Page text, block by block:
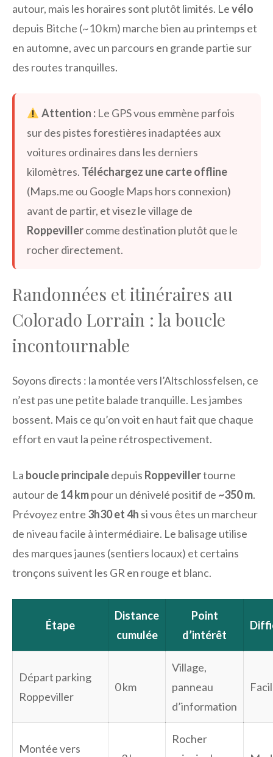
autour, mais les horaires sont plutôt limités. Levélo
depuis Bitche (~10 km) marche bien au printemps et
en automne, avec un parcours en grande partie sur
des routes tranquilles.
Attention :Le GPS vous emmène parfois
sur des pistes forestières inadaptées aux
voitures ordinaires dans les derniers
kilomètres. Téléchargez une carte offline
(Maps.me ou Google Maps hors connexion)
avant de partir, et visez le village de
Roppevillercomme destination plutôt que le
rocher directement.
Randonnées et itinéraires au
Colorado Lorrain : la boucle
incontournable
Soyons directs : la montée vers l’Altschlossfelsen, ce
n’est pas une petite balade tranquille. Les jambes
bossent. Mais ce qu’on voit en haut fait que chaque
effort en vaut la peine rétrospectivement.
La boucle principaledepuis Roppevillertourne
autour de 14 kmpour un dénivelé positif de ~350 m.
Prévoyez entre 3h30 et 4h si vous êtes un marcheur
de niveau facile à intermédiaire. Le balisage utilise
des marques jaunes (sentiers locaux) et certains
tronçons suivent les GR en rouge et blanc.
Étape
Distance
cumulée
Point
d’intérêt
Départ parking
Roppeviller
0 km
Village,
panneau
d’information
Montée vers
Rocher